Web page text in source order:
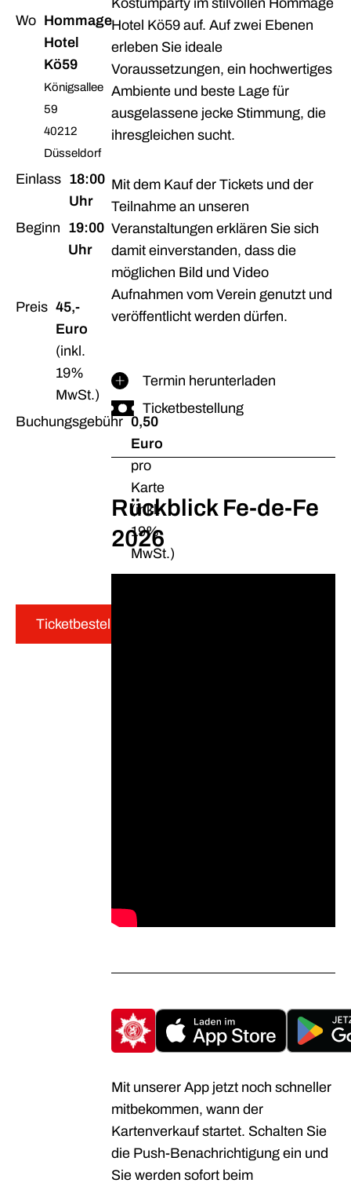
Wo Hommage
Hotel
Kö59
Königsallee
59
40212
Düsseldorf
Einlass 18:00
Uhr
Beginn 19:00
Uhr
Preis 45,-
Euro
(inkl.
19%
MwSt.)
Buchungsgebühr 0,50
Euro
pro
Karte
(inkl.
19%
MwSt.)
Ticketbestellung
Kostümparty im stilvollen Hommage
Hotel Kö59 auf. Auf zwei Ebenen
erleben Sie ideale
Voraussetzungen, ein hochwertiges
Ambiente und beste Lage für
ausgelassene jecke Stimmung, die
ihresgleichen sucht.
Mit dem Kauf der Tickets und der
Teilnahme an unseren
Veranstaltungen erklären Sie sich
damit einverstanden, dass die
möglichen Bild und Video
Aufnahmen vom Verein genutzt und
veröffentlicht werden dürfen.
Termin herunterladen
Ticketbestellung
Rückblick Fe-de-Fe
2026
Mit unserer App jetzt noch schneller
mitbekommen, wann der
Kartenverkauf startet. Schalten Sie
die Push-Benachrichtigung ein und
Sie werden sofort beim